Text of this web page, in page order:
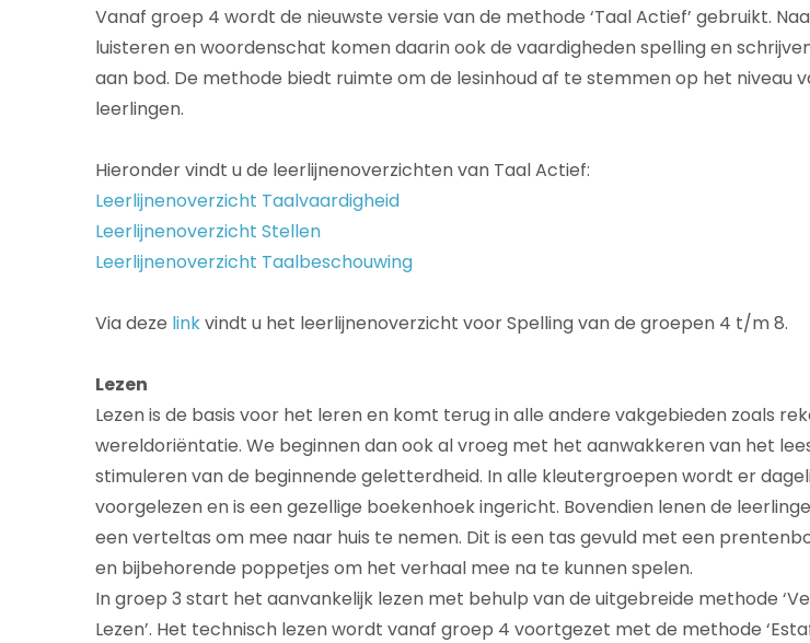
Vanaf groep 4 wordt de nieuwste versie van de methode ‘Taal Actief’ gebruikt.
luisteren en woordenschat komen daarin ook de vaardigheden spelling en
aan bod. De methode biedt ruimte om de lesinhoud af te stemmen op het niveau
leerlingen.
Hieronder vindt u de leerlijnenoverzichten van Taal Actief:
Leerlijnenoverzicht Taalvaardigheid
Leerlijnenoverzicht Stellen
Leerlijnenoverzicht Taalbeschouwing
Via deze linkvindt u het leerlijnenoverzicht voor Spelling van de groepen 4 t/m 8.
Lezen
Lezen is de basis voor het leren en komt terug in alle andere vakgebieden zoals
wereldoriëntatie. We beginnen dan ook al vroeg met het aanwakkeren van het
stimuleren van de beginnende geletterdheid. In alle kleutergroepen wordt er
voorgelezen en is een gezellige boekenhoek ingericht. Bovendien lenen de
een verteltas om mee naar huis te nemen. Dit is een tas gevuld met een
en bijbehorende poppetjes om het verhaal mee na te kunnen spelen.
In groep 3 start het aanvankelijk lezen met behulp van de uitgebreide methode
Lezen’. Het technisch lezen wordt vanaf groep 4 voortgezet met de methode